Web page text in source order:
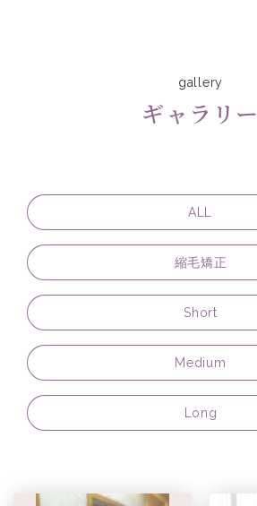
gallery
ギャラリー
ALL
縮毛矯正
Short
Medium
Long